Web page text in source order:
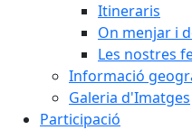
Itineraris
On menjar i
Les nostres
Informació
Galeria d'Imatges
Participació